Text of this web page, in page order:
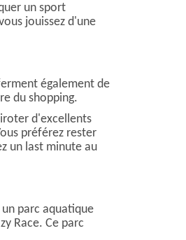
un sport
jouissez d'une
également de
du shopping.
d'excellents
préférez rester
un last minute au
parc aquatique
Race. Ce parc